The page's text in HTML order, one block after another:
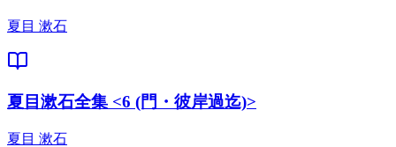
夏目 漱石
夏目漱石全集 <6 (門・彼岸過迄)>
夏目 漱石